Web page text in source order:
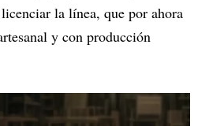
la línea, que por ahora
y con producción